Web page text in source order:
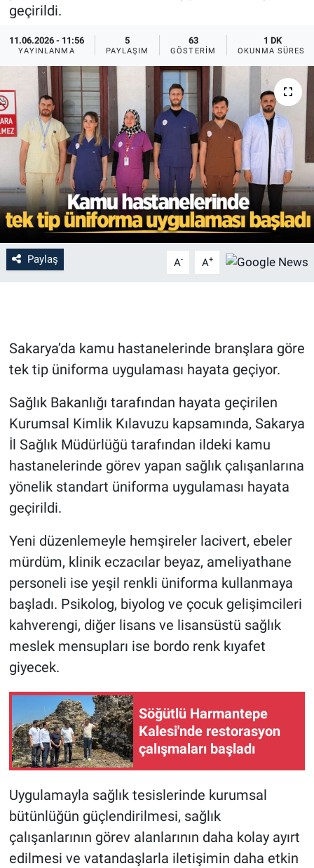
geçirildi.
11.06.2026 - 11:56
YAYINLANMA
5
PAYLAŞIM
63
GÖSTERIM
1 DK
OKUNMA SÜRESI
Paylaş A- A+
Sakarya’da kamu hastanelerinde branşlara göre
tek tip üniforma uygulaması hayata geçiyor.
Sağlık Bakanlığı tarafından hayata geçirilen
Kurumsal Kimlik Kılavuzu kapsamında, Sakarya
İl Sağlık Müdürlüğü tarafından ildeki kamu
hastanelerinde görev yapan sağlık çalışanlarına
yönelik standart üniforma uygulaması hayata
geçirildi.
Yeni düzenlemeyle hemşireler lacivert, ebeler
mürdüm, klinik eczacılar beyaz, ameliyathane
personeli ise yeşil renkli üniforma kullanmaya
başladı. Psikolog, biyolog ve çocuk gelişimcileri
kahverengi, diğer lisans ve lisansüstü sağlık
meslek mensupları ise bordo renk kıyafet
giyecek.
Söğütlü Harmantepe
Kalesi'nde restorasyon
çalışmaları başladı
Uygulamayla sağlık tesislerinde kurumsal
bütünlüğün güçlendirilmesi, sağlık
çalışanlarının görev alanlarının daha kolay ayırt
edilmesi ve vatandaşlarla iletişimin daha etkin